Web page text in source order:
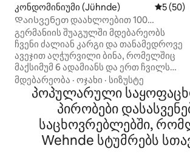
კონდომინიუმი (Jühnde)
5 (50)
Დაისვენეთ დაახლოებით 100
კვადრატულ მეტრზე იდილიურ
ადგილას
გერმანიის შუაგულში მდებარეობს
ჩვენი ძალიან კარგი და თანამედროვე
ავეჯით აღჭურვილი ბინა, რომელშიც
მაქსიმუმ 6 ადამიანს და ერთ ჩვილს
(მოწყობილია სამოგზაურო საბავშვო
საწოლი) შეუძლია სტუმრობა. ბინას
აქვს მყუდრო დახურული ტერასა.
Იდილიურ პატარა სოფელ
ბარლისენში, გიოტინგენს, ჰან
მიუნდენსა და კასელს შორის.
ყველაფერი ძალიან სწრაფად არის
მდებარეობა · ოჯახი · სიზუსტე
პოპულარული
პირობები
საცხოვრებლებში,
Wehnde სტუმრებს